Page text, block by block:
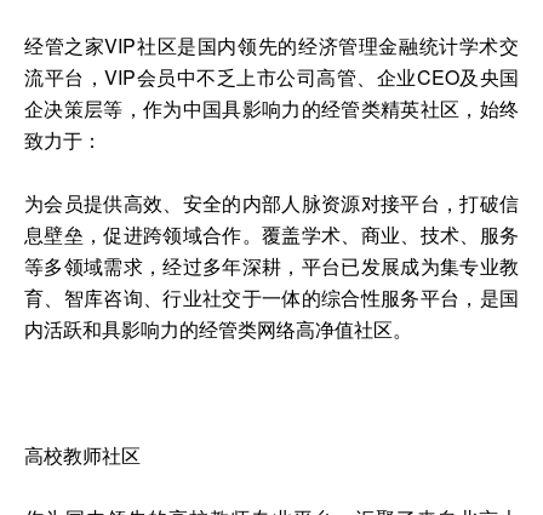
经管之家VIP社区是国内领先的经济管理金融统计学术交
流平台，VIP会员中不乏上市公司高管、企业CEO及央国
企决策层等，作为中国具影响力的经管类精英社区，始终
致力于：
为会员提供高效、安全的内部人脉资源对接平台，打破信
息壁垒，促进跨领域合作。覆盖学术、商业、技术、服务
等多领域需求，经过多年深耕，平台已发展成为集专业教
育、智库咨询、行业社交于一体的综合性服务平台，是国
内活跃和具影响力的经管类网络高净值社区。
高校教师社区